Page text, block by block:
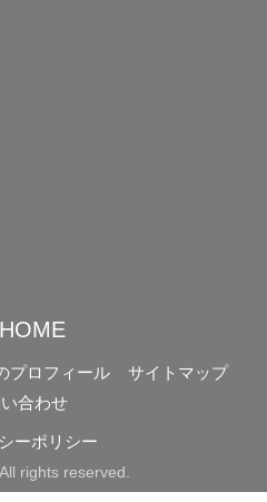
ロフィール
サイトマップ
合わせ
ーポリシー
rights reserved.